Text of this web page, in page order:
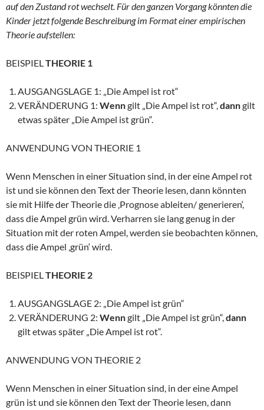
auf den Zustand rot wechselt. Für den ganzen Vorgang könnten die
Kinder jetzt folgende Beschreibung im Format einer empirischen
Theorie aufstellen:
BEISPIELTHEORIE 1
AUSGANGSLAGE 1: „Die Ampel ist rot“
VERÄNDERUNG 1: Wenngilt „Die Ampel ist rot“,danngilt
etwas später „Die Ampel ist grün“.
ANWENDUNG VON THEORIE 1
Wenn Menschen in einer Situation sind, in der eine Ampel rot
ist und sie können den Text der Theorie lesen, dann könnten
sie mit Hilfe der Theorie die ‚Prognose ableiten/ generieren‘,
dass die Ampel grün wird. Verharren sie lang genug in der
Situation mit der roten Ampel, werden sie beobachten können,
dass die Ampel ‚grün‘ wird.
BEISPIELTHEORIE 2
AUSGANGSLAGE 2: „Die Ampel ist grün“
VERÄNDERUNG 2: Wenngilt „Die Ampel ist grün“,dann
gilt etwas später „Die Ampel ist rot“.
ANWENDUNG VON THEORIE 2
Wenn Menschen in einer Situation sind, in der eine Ampel
grün ist und sie können den Text der Theorie lesen, dann